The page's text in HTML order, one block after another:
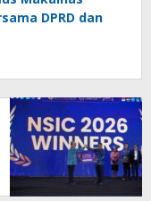
DPRD dan